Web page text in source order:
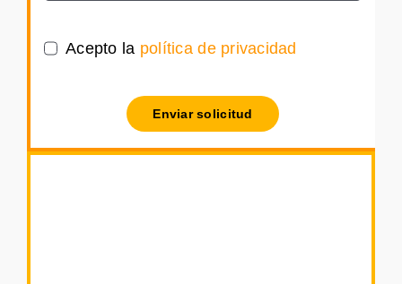
Acepto la política de privacidad
Enviar solicitud